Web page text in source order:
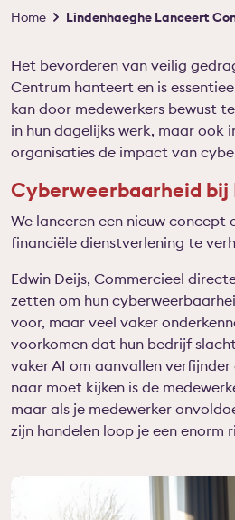
Home Lindenhaeghe Lanceert
Het bevorderen van veilig
Centrum hanteert en is
kan door medewerkers bewust
in hun dagelijks werk, maar ook
organisaties de impact van
Cyberweerbaarheid bij
We lanceren een nieuw
financiële dienstverlening te
Edwin Deijs, Commercieel
zetten om hun
voor, maar veel vaker
voorkomen dat hun bedrijf
vaker AI om aanvallen
naar moet kijken is de
maar als je medewerker
zijn handelen loop je een enorm